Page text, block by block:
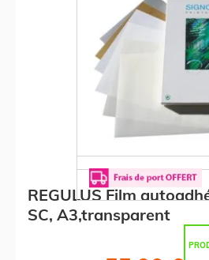
REGULUS Film
SC, A3,transparent